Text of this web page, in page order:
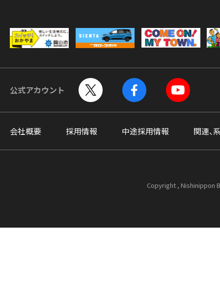
公式アカウント
会社概要 採用情報 中途採用情報 関連、
Copyright , Nishinippon